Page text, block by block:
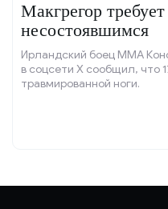
Макгрегор
несостоявшимся
Ирландский боец ММА
в соцсети X сообщил, что
травмированной ноги.